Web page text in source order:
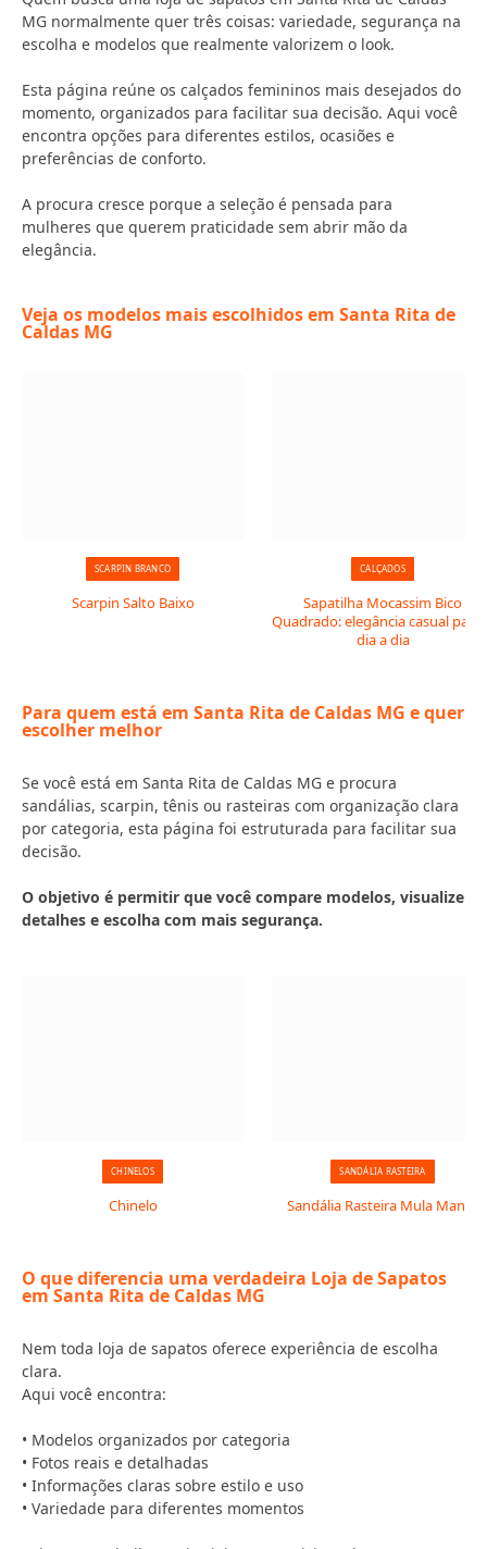
MG normalmente quer três coisas: variedade, segurança na
escolha e modelos que realmente valorizem o look.
Esta página reúne os calçados femininos mais desejados do
momento, organizados para facilitar sua decisão. Aqui você
encontra opções para diferentes estilos, ocasiões e
preferências de conforto.
A procura cresce porque a seleção é pensada para
mulheres que querem praticidade sem abrir mão da
elegância.
Veja os modelos mais escolhidos em Santa Rita de
Caldas MG
SCARPIN BRANCO
Scarpin Salto Baixo
CALÇADOS
Sapatilha Mocassim Bico
Quadrado: elegância casual para
dia a dia
Para quem está em Santa Rita de Caldas MG e quer
escolher melhor
Se você está em Santa Rita de Caldas MG e procura
sandálias, scarpin, tênis ou rasteiras com organização clara
por categoria, esta página foi estruturada para facilitar sua
decisão.
O objetivo é permitir que você compare modelos, visualize
detalhes e escolha com mais segurança.
CHINELOS
Chinelo
SANDÁLIA RASTEIRA
Sandália Rasteira Mula Manca
O que diferencia uma verdadeira Loja de Sapatos
em Santa Rita de Caldas MG
Nem toda loja de sapatos oferece experiência de escolha
clara.
Aqui você encontra:
• Modelos organizados por categoria
• Fotos reais e detalhadas
• Informações claras sobre estilo e uso
• Variedade para diferentes momentos